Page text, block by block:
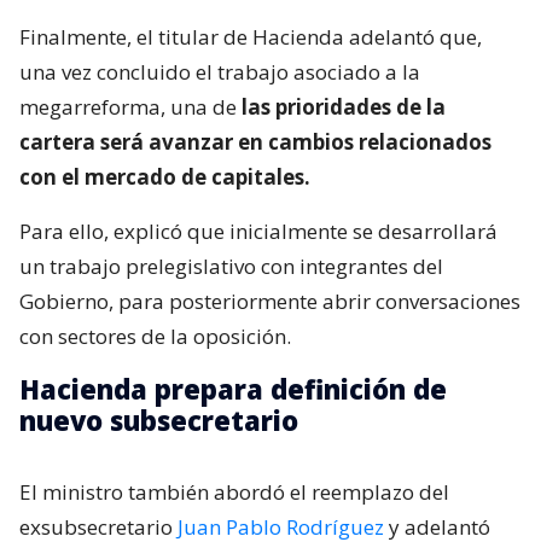
Finalmente, el titular de Hacienda adelantó que,
una vez concluido el trabajo asociado a la
megarreforma, una de las prioridades de la
cartera será avanzar en cambios relacionados
con el mercado de capitales.
Para ello, explicó que inicialmente se desarrollará
un trabajo prelegislativo con integrantes del
Gobierno, para posteriormente abrir conversaciones
con sectores de la oposición.
Hacienda prepara definición de
nuevo subsecretario
El ministro también abordó el reemplazo del
exsubsecretario Juan Pablo Rodríguez y adelantó